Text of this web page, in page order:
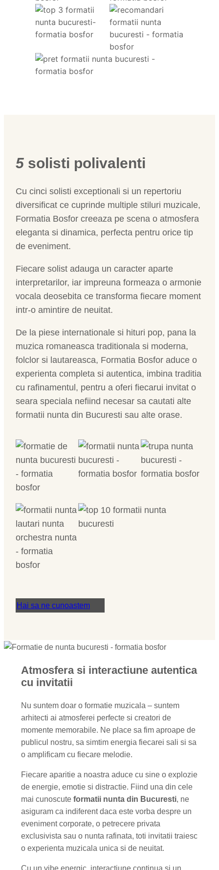
5 solisti polivalenti
Cu cinci solisti exceptionali si un repertoriu
diversificat ce cuprinde multiple stiluri muzicale,
Formatia Bosfor creeaza pe scena o atmosfera
eleganta si dinamica, perfecta pentru orice tip
de eveniment.
Fiecare solist adauga un caracter aparte
interpretarilor, iar impreuna formeaza o armonie
vocala deosebita ce transforma fiecare moment
intr-o amintire de neuitat.
De la piese internationale si hituri pop, pana la
muzica romaneasca traditionala si moderna,
folclor si lautareasca, Formatia Bosfor aduce o
experienta completa si autentica, imbina traditia
cu rafinamentul, pentru a oferi fiecarui invitat o
seara speciala nefiind necesar sa cautati alte
formatii nunta din Bucuresti sau alte orase.
Hai sa ne cunoastem
Atmosfera si interactiune autentica
cu invitatii
Nu suntem doar o formatie muzicala – suntem
arhitecti ai atmosferei perfecte si creatori de
momente memorabile. Ne place sa fim aproape de
publicul nostru, sa simtim energia fiecarei sali si sa
o amplificam cu fiecare melodie.
Fiecare aparitie a noastra aduce cu sine o explozie
de energie, emotie si distractie. Fiind una din cele
mai cunoscute formatii nunta din Bucuresti, ne
asiguram ca indiferent daca este vorba despre un
eveniment corporate, o petrecere privata
exclusivista sau o nunta rafinata, toti invitatii traiesc
o experienta muzicala unica si de neuitat.
Cu un vibe energic, interactiune continua si un